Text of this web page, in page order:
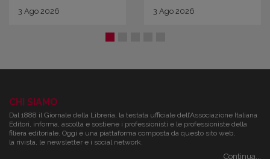
3 Ago 2026 3 Ago 2026
CHI SIAMO
Dal 1888 il Giornale della Libreria, la testata ufficiale dell’Associazione Italiana
Editori, informa, ascolta e sostiene i professionisti e le professioniste della
filiera editoriale. Oggi è una piattaforma composta da questo sito web,
la rivista, le newsletter e i social network.
Continua...